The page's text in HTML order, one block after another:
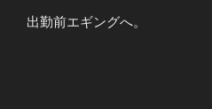
出勤前エギングへ。